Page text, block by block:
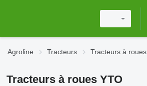
Agroline Tracteurs Tracteurs à roues
Tracteurs à roues YTO